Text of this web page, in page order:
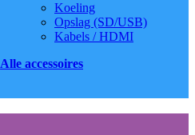
Koeling
Opslag (SD/USB)
Kabels / HDMI
Alle accessoires